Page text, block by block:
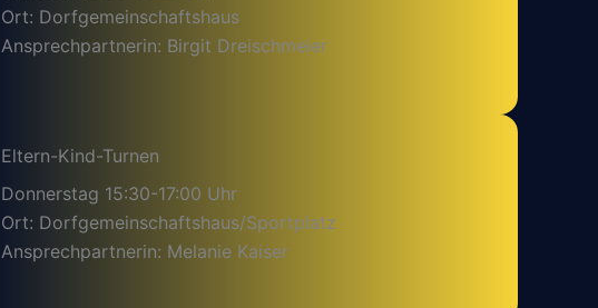
Ort: Dorfgemeinschaftshaus
Ansprechpartnerin: Birgit Dreischmeier
Eltern-Kind-Turnen
Donnerstag 15:30-17:00 Uhr
Ort: Dorfgemeinschaftshaus/Sportplatz
Ansprechpartnerin: Melanie Kaiser